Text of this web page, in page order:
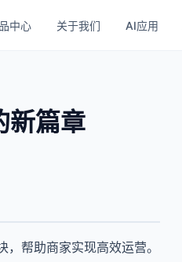
中心 关于我们 AI应用
新篇章
帮助商家实现高效运营。